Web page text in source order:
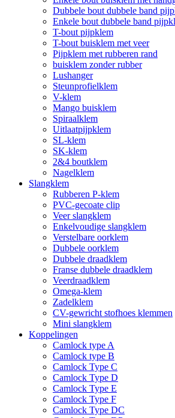
Dubbele bout dubbele band
Enkele bout dubbele band
T-bout pijpklem
T-bout buisklem met veer
Pijpklem met rubberen rand
buisklem zonder rubber
Lushanger
Steunprofielklem
V-klem
Mango buisklem
Spiraalklem
Uitlaatpijpklem
SL-klem
SK-klem
2&4 boutklem
Nagelklem
Slangklem
Rubberen P-klem
PVC-gecoate clip
Veer slangklem
Enkelvoudige slangklem
Verstelbare oorklem
Dubbele oorklem
Dubbele draadklem
Franse dubbele draadklem
Veerdraadklem
Omega-klem
Zadelklem
CV-gewricht stofhoes klemmen
Mini slangklem
Koppelingen
Camlock type A
Camlock type B
Camlock Type C
Camlock Type D
Camlock Type E
Camlock Type F
Camlock Type DC